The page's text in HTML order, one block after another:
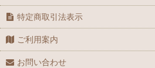
特定商取引法表示
ご利用案内
お問い合わせ